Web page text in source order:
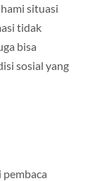
situasi
tidak
bisa
sosial yang